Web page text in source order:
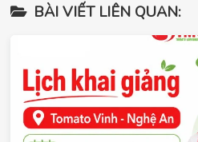
BÀI VIẾT LIÊN QUAN: